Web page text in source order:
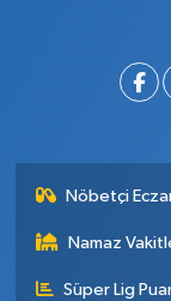
Nöbetçi
Namaz
Süper Lig